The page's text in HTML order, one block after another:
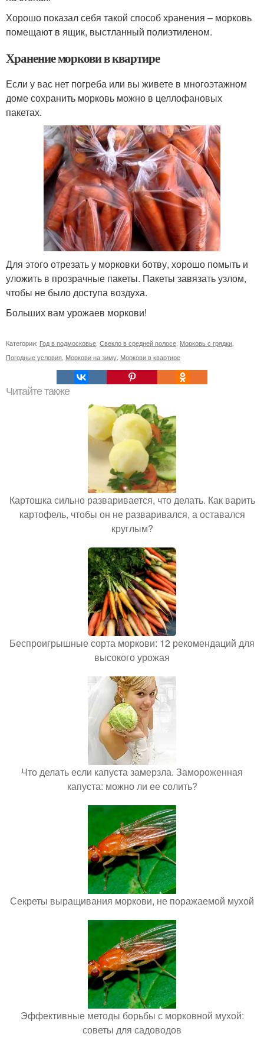
Хорошо показал себя такой способ хранения – морковь
помещают в ящик, выстланный полиэтиленом.
Хранение моркови в квартире
Если у вас нет погреба или вы живете в многоэтажном
доме сохранить морковь можно в целлофановых
пакетах.
Для этого отрезать у морковки ботву, хорошо помыть и
уложить в прозрачные пакеты. Пакеты завязать узлом,
чтобы не было доступа воздуха.
Больших вам урожаев моркови!
Категории: Год в подмосковье Свекло в средней полосе Морковь с грядки
Погодные условия Моркови на зиму Моркови в квартире
Читайте также
Картошка сильно разваривается, что делать. Как варить
картофель, чтобы он не разваривался, а оставался
круглым?
Беспроигрышные сорта моркови: 12 рекомендаций для
высокого урожая
Что делать если капуста замерзла. Замороженная
капуста: можно ли ее солить?
Секреты выращивания моркови, не поражаемой мухой
Эффективные методы борьбы с морковной мухой:
советы для садоводов